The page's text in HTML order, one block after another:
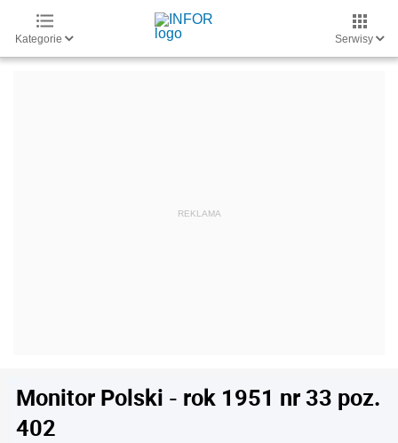
Kategorie Serwisy
Monitor Polski - rok 1951 nr 33 poz.
402